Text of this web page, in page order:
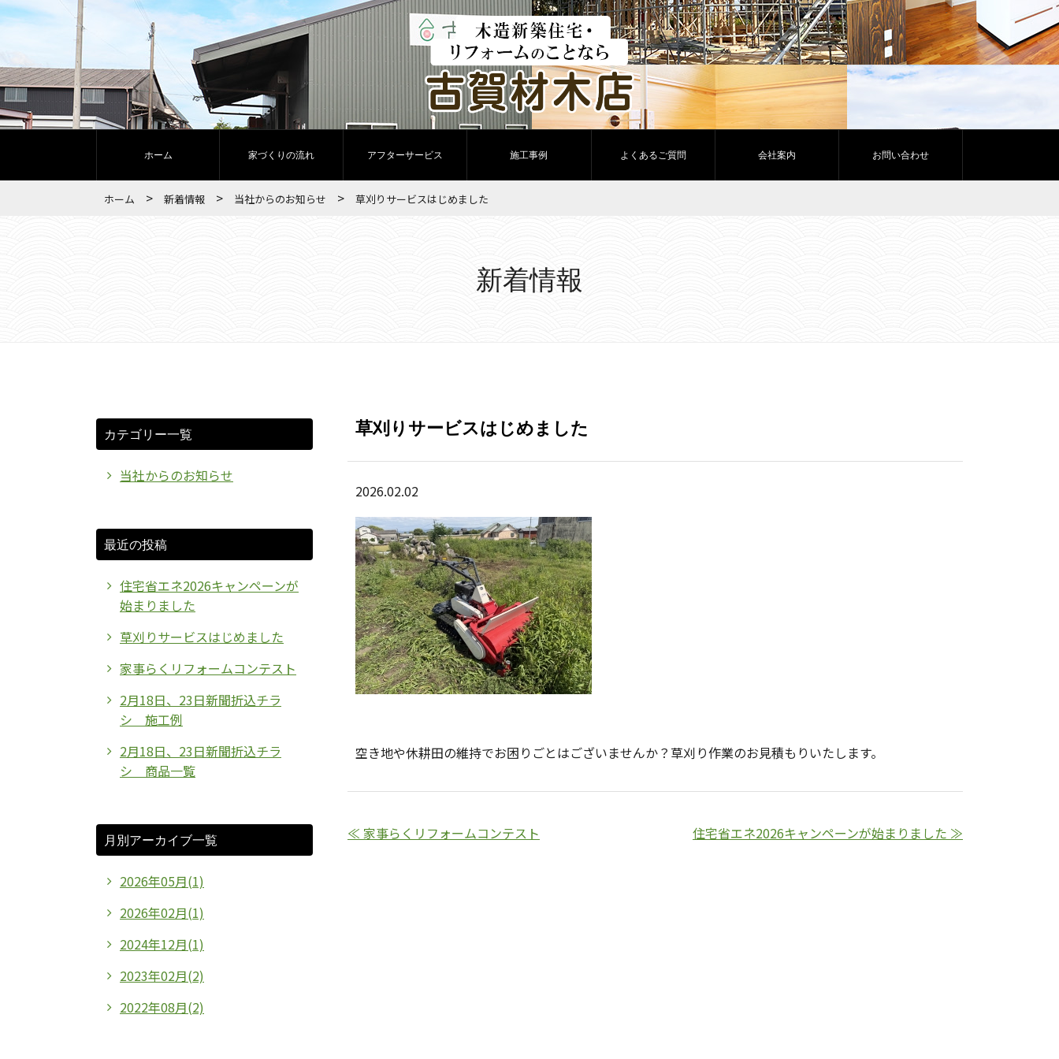
ホーム 家づくりの流れ アフターサービス 施工事例 よくあるご質問 会社案内 お問い合わせ
ホーム > 新着情報 > 当社からのお知らせ > 草刈りサービスはじめました
新着情報
草刈りサービスはじめました
2026.02.02
空き地や休耕田の維持でお困りごとはございませんか？草刈り作業のお見積もりいたします。
≪ 家事らくリフォームコンテスト 住宅省エネ2026キャンペーンが始まりました ≫
カテゴリー一覧
当社からのお知らせ
最近の投稿
住宅省エネ2026キャンペーンが
始まりました
草刈りサービスはじめました
家事らくリフォームコンテスト
2月18日、23日新聞折込チラ
シ 施工例
2月18日、23日新聞折込チラ
シ 商品一覧
月別アーカイブ一覧
2026年05月(1)
2026年02月(1)
2024年12月(1)
2023年02月(2)
2022年08月(2)